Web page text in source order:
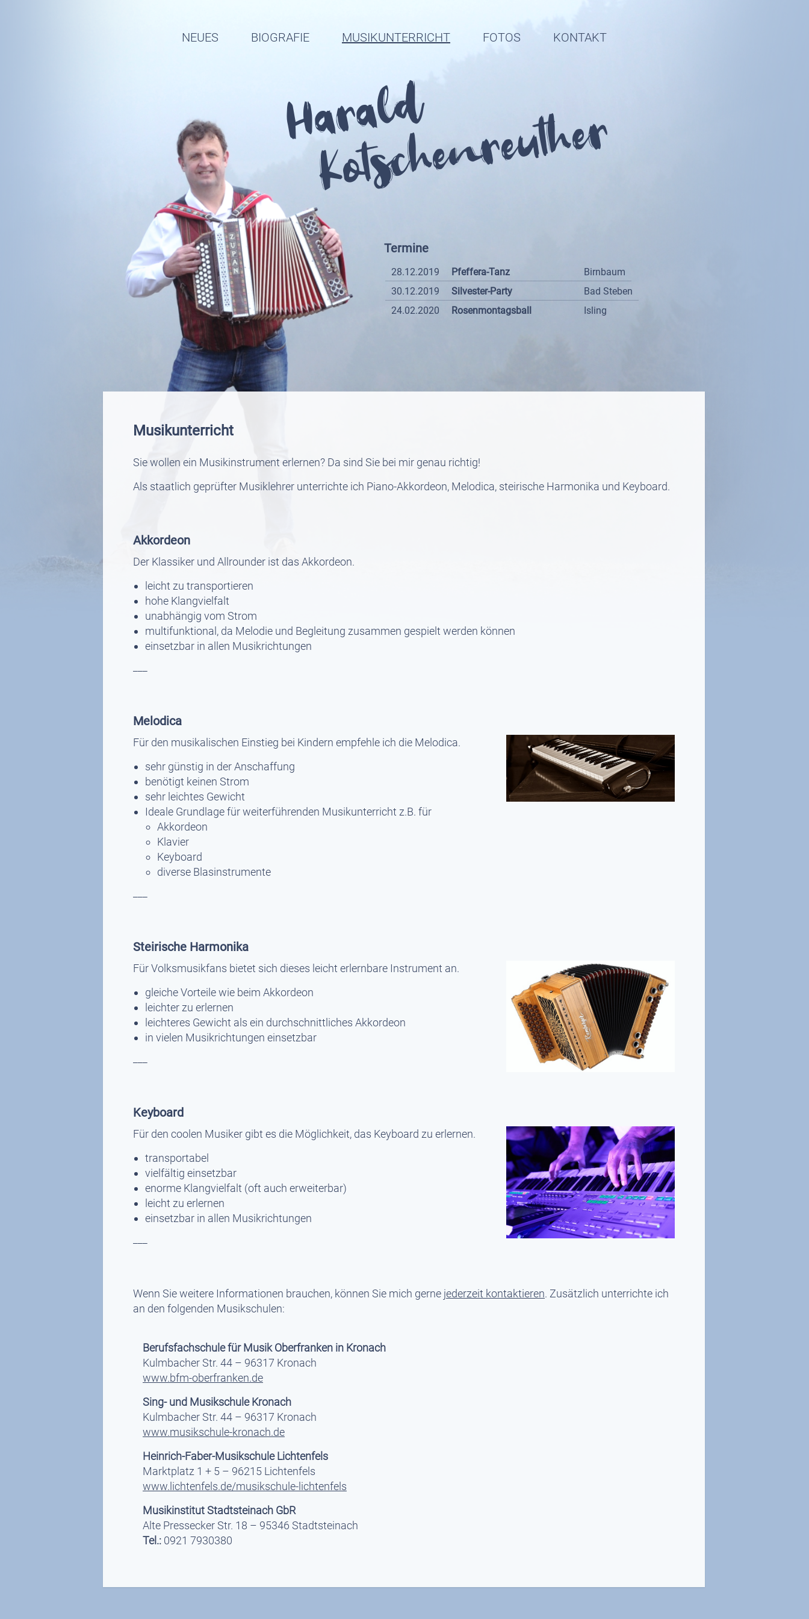
NEUES BIOGRAFIE MUSIKUNTERRICHT FOTOS KONTAKT
Harald
Kotschenreuther
Termine
28.12.2019 Pfeffera-Tanz
Birnbaum
30.12.2019
Silvester-Party
Bad Steben
24.02.2020
Rosenmontagsball Isling
Musikunterricht
Sie wollen ein Musikinstrument erlernen? Da sind Sie bei mir genau richtig!
Als staatlich geprüfter Musiklehrer unterrichte ich Piano-Akkordeon, Melodica, steirische Harmonika und Keyboard.
Akkordeon
Der Klassiker und Allrounder ist das Akkordeon.
leicht zu transportieren
hohe Klangvielfalt
unabhängig vom Strom
multifunktional, da Melodie und Begleitung zusammen gespielt werden können
einsetzbar in allen Musikrichtungen
Melodica
Für den musikalischen Einstieg bei Kindern empfehle ich die Melodica.
sehr günstig in der Anschaffung
benötigt keinen Strom
sehr leichtes Gewicht
Ideale Grundlage für weiterführenden Musikunterricht z.B. für
Akkordeon
Klavier
Keyboard
diverse Blasinstrumente
Steirische Harmonika
Für Volksmusikfans bietet sich dieses leicht erlernbare Instrument an.
gleiche Vorteile wie beim Akkordeon
leichter zu erlernen
leichteres Gewicht als ein durchschnittliches Akkordeon
in vielen Musikrichtungen einsetzbar
Keyboard
Für den coolen Musiker gibt es die Möglichkeit, das Keyboard zu erlernen.
transportabel
vielfältig einsetzbar
enorme Klangvielfalt (oft auch erweiterbar)
leicht zu erlernen
einsetzbar in allen Musikrichtungen
Wenn Sie weitere Informationen brauchen, können Sie mich gerne jederzeit kontaktieren. Zusätzlich unterrichte ich
an den folgenden Musikschulen:
Berufsfachschule für Musik Oberfranken in Kronach
Kulmbacher Str. 44 – 96317 Kronach
www.bfm-oberfranken.de
Sing- und Musikschule Kronach
Kulmbacher Str. 44 – 96317 Kronach
www.musikschule-kronach.de
Heinrich-Faber-Musikschule Lichtenfels
Marktplatz 1 + 5 – 96215 Lichtenfels
www.lichtenfels.de/musikschule-lichtenfels
Musikinstitut Stadtsteinach GbR
Alte Pressecker Str. 18 – 95346 Stadtsteinach
Tel.: 0921 7930380